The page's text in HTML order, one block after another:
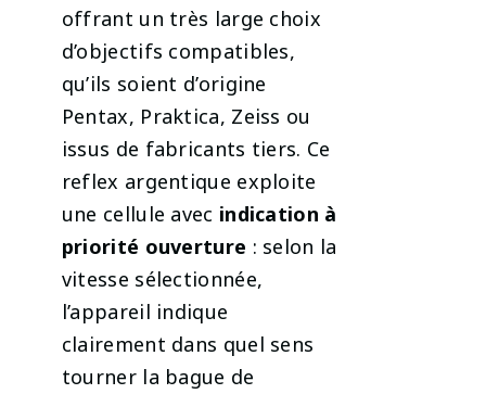
offrant un très large choix
d’objectifs compatibles,
qu’ils soient d’origine
Pentax, Praktica, Zeiss ou
issus de fabricants tiers. Ce
reflex argentique exploite
une cellule avec indication à
priorité ouverture : selon la
vitesse sélectionnée,
l’appareil indique
clairement dans quel sens
tourner la bague de